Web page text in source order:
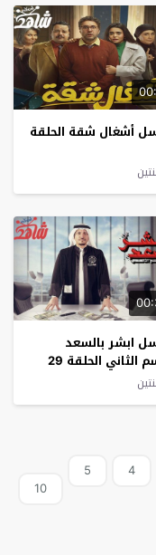
أشغال شقة الحلقة
ابشر بالسعد
الثاني الحلقة 29
4
5
10